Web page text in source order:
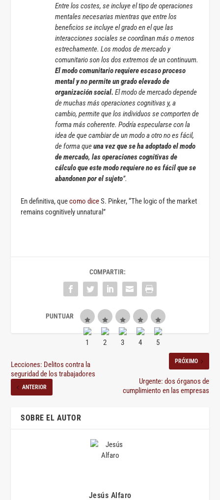
Entre los costes, se incluye el tipo de operaciones
mentales necesarias mientras que entre los
beneficios se incluye el grado en el que las
interacciones sociales se coordinan más o menos
estrechamente. Los modos de mercado y
comunitario son los dos extremos de un continuum.
El modo comunitario requiere escaso proceso
mental y no permite un grado elevado de
organización social. El modo de mercado depende
de muchas más operaciones cognitivas y, a
cambio, permite que los individuos se comporten de
forma más coherente. Podría especularse con la
idea de que cambiar de un modo a otro no es fácil,
de forma queuna vez que se ha adoptado el modo
de mercado, las operaciones cognitivas de
cálculo que este modo requiere no es fácil que se
abandonen por el sujeto”.
En definitiva, quecomo diceS. Pinker, “The logic of the market
remains cognitively unnatural”
COMPARTIR:
Lecciones: Delitos contra la
seguridad de los trabajadores
ANTERIOR
PRÓXIMO
Urgente: dos órganos de
cumplimiento en las empresas
SOBRE EL AUTOR
Jesús Alfaro